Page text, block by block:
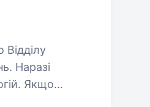
Наразі
Якщо